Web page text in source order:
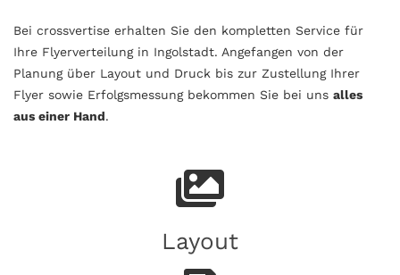
Bei crossvertise erhalten Sie den kompletten Service für
Ihre Flyerverteilung in Ingolstadt. Angefangen von der
Planung über Layout und Druck bis zur Zustellung Ihrer
Flyer sowie Erfolgsmessung bekommen Sie bei uns alles
aus einer Hand.
Layout